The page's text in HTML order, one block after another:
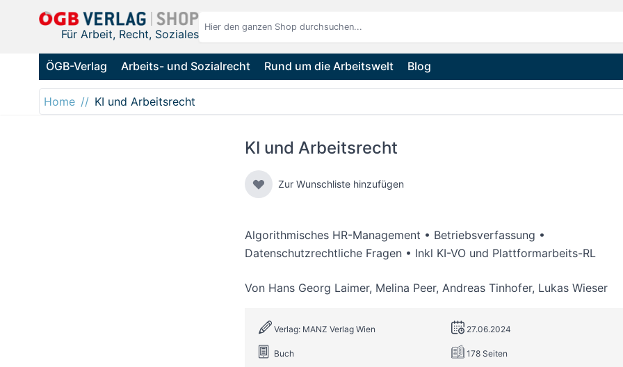
Direkt zum Inhalt
Für Arbeit, Recht, Soziales
ÖGB-Verlag Arbeits- und Sozialrecht Rund um die Arbeitswelt Blog
Home KI und Arbeitsrecht
KI und Arbeitsrecht
Zur Wunschliste hinzufügen
Algorithmisches HR-Management • Betriebsverfassung •
Datenschutzrechtliche Fragen • Inkl KI-VO und Plattformarbeits-RL
Von Hans Georg Laimer, Melina Peer, Andreas Tinhofer, Lukas Wieser
Verlag: MANZ Verlag Wien 27.06.2024
Buch 178 Seiten